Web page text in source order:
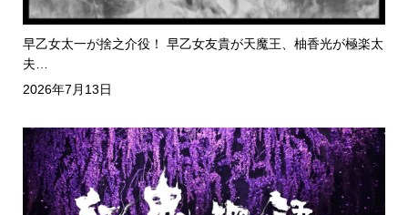
早乙女太一が捨之介役！ 早乙女友貴が天魔王、柚香光が極楽太
夫…
2026年7月13日